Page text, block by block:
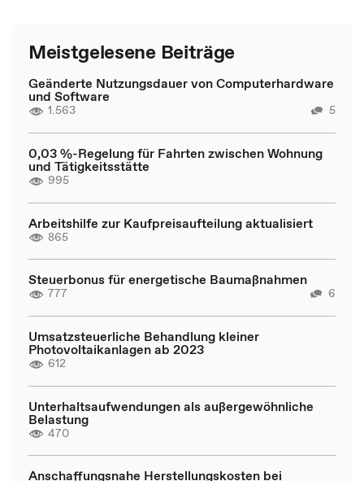
Meistgelesene Beiträge
Geänderte Nutzungsdauer von Computerhardware
und Software
1.563 5
0,03 %-Regelung für Fahrten zwischen Wohnung
und Tätigkeitsstätte
995
Arbeitshilfe zur Kaufpreisaufteilung aktualisiert
865
Steuerbonus für energetische Baumaßnahmen
777 6
Umsatzsteuerliche Behandlung kleiner
Photovoltaikanlagen ab 2023
612
Unterhaltsaufwendungen als außergewöhnliche
Belastung
470
Anschaffungsnahe Herstellungskosten bei